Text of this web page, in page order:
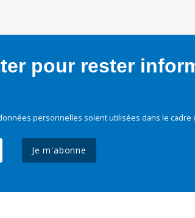
pour rester
personnelles soient utilisées dans le
Je m'abonne